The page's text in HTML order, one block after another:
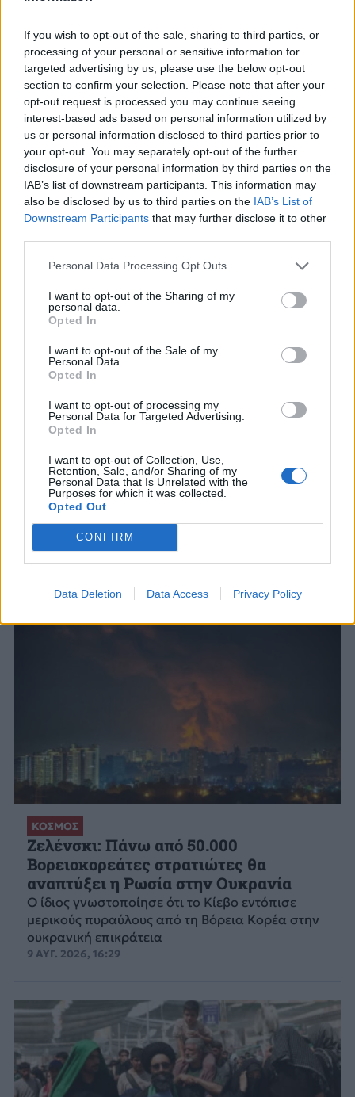
If you wish to opt-out of the sale, sharing to third parties, or
processing of your personal or sensitive information for
targeted advertising by us, please use the below opt-out
section to confirm your selection. Please note that after your
opt-out request is processed you may continue seeing
interest-based ads based on personal information utilized by
us or personal information disclosed to third parties prior to
your opt-out. You may separately opt-out of the further
disclosure of your personal information by third parties on the
IAB’s list of downstream participants. This information may
also be disclosed by us to third parties on the IAB’s List of
Downstream Participants that may further disclose it to other
Personal Data Processing Opt Outs
I want to opt-out of the Sharing of my
personal data.
Opted In
I want to opt-out of the Sale of my
Personal Data.
Opted In
I want to opt-out of processing my
Personal Data for Targeted Advertising.
Opted In
I want to opt-out of Collection, Use,
Retention, Sale, and/or Sharing of my
Personal Data that Is Unrelated with the
Purposes for which it was collected.
Opted Out
CONFIRM
Data Deletion Data Access Privacy Policy
ΣΧΕΤΙΚΑ ΑΡΘΡΑ
ΚΟΣΜΟΣ
Συρία και Ρωσία υπέγραψαν μνημόνιο
κατανόησης για τις ρωσικές βάσεις σε
Χμέιμιμ και Ταρτούς
Μετά από 18 μήνες έντονων διαπραγματεύσεων
οι δύο πλευρές βρήκαν «τη χρυσή τομή» αλλά
κράτησαν «κλειστά τα χαρτιά τους»
9 ΑΥΓ. 2026, 18:20
ΚΟΣΜΟΣ
Ζελένσκι: Πάνω από 50.000
Βορειοκορεάτες στρατιώτες θα
αναπτύξει η Ρωσία στην Ουκρανία
Ο ίδιος γνωστοποίησε ότι το Κίεβο εντόπισε
μερικούς πυραύλους από τη Βόρεια Κορέα στην
ουκρανική επικράτεια
9 ΑΥΓ. 2026, 16:29